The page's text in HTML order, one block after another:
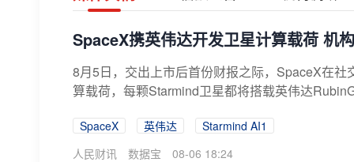
SpaceX携英伟达开发卫星计算载荷 机
8月5日，交出上市后首份财报之际，SpaceX在
算载荷，每颗Starmind卫星都将搭载英伟达
SpaceX 英伟达
Starmind AI1
人民财讯
数据宝 08-06 18:24